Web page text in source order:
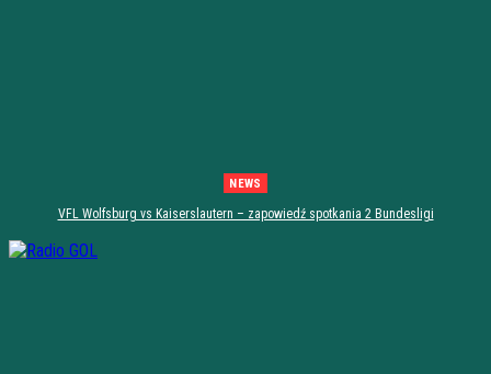
NEWS
VFL Wolfsburg vs Kaiserslautern – zapowiedź spotkania 2 Bundesligi